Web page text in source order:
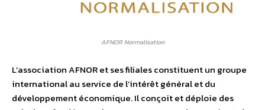
AFNOR Normalisation
L’association AFNOR et ses filiales constituent un groupe
international au service de l’intérêt général et du
développement économique. Il conçoit et déploie des